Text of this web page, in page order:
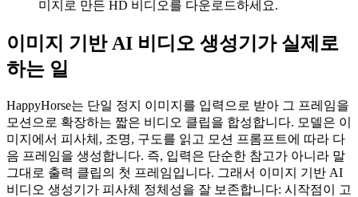
미지로 만든 HD 비디오를 다운로드하세요.
이미지 기반 AI 비디오 생성기가 실제로
하는 일
HappyHorse는 단일 정지 이미지를 입력으로 받아 그 프레임을
모션으로 확장하는 짧은 비디오 클립을 합성합니다. 모델은 이
미지에서 피사체, 조명, 구도를 읽고 모션 프롬프트에 따라 다
음 프레임을 생성합니다. 즉, 입력은 단순한 참고가 아니라 말
그대로 출력 클립의 첫 프레임입니다. 그래서 이미지 기반 AI
비디오 생성기가 피사체 정체성을 잘 보존합니다: 시작점이 고